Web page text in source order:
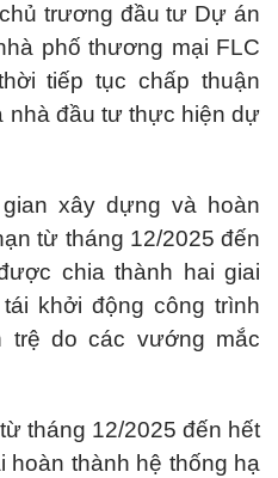
trương đầu tư Dự án
phố thương mại FLC
tiếp tục chấp thuận
nhà đầu tư thực hiện dự
xây dựng và hoàn
từ tháng 12/2025 đến
chia thành hai giai
khởi động công trình
trệ do các vướng mắc
tháng 12/2025 đến hết
hoàn thành hệ thống hạ